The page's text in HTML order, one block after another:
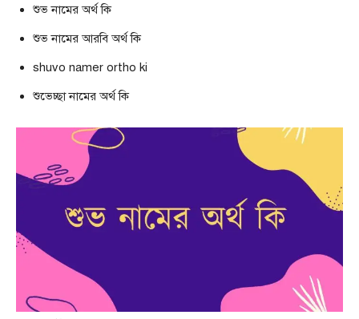
শুভ নামের অর্থ কি
শুভ নামের আরবি অর্থ কি
shuvo namer ortho ki
শুভেচ্ছা নামের অর্থ কি